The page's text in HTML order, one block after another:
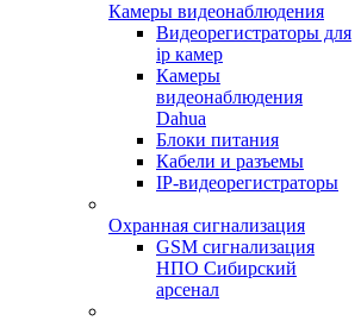
Камеры видеонаблюдения
Видеорегистраторы для
ip камер
Камеры
видеонаблюдения
Dahua
Блоки питания
Кабели и разъемы
IP-видеорегистраторы
Охранная сигнализация
GSM сигнализация
НПО Сибирский
арсенал